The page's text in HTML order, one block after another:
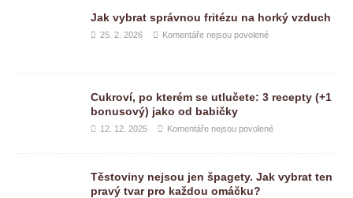
Jak vybrat správnou fritézu na horký vzduch
25. 2. 2026 Komentáře nejsou povolené
Cukroví, po kterém se utlučete: 3 recepty (+1
bonusový) jako od babičky
12. 12. 2025 Komentáře nejsou povolené
Těstoviny nejsou jen špagety. Jak vybrat ten
pravý tvar pro každou omáčku?